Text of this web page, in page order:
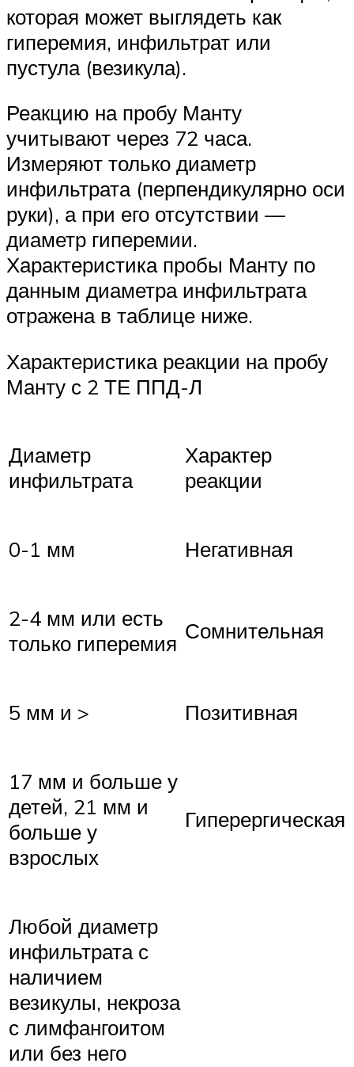
которая может выглядеть как
гиперемия, инфильтрат или
пустула (везикула).
Реакцию на пробу Манту
учитывают через 72 часа.
Измеряют только диаметр
инфильтрата (перпендикулярно оси
руки), а при его отсутствии —
диаметр гиперемии.
Характеристика пробы Манту по
данным диаметра инфильтрата
отражена в таблице ниже.
Характеристика реакции на пробу
Манту с 2 ТЕ ППД-​​Л
Диаметр
инфильтрата
Характер
реакции
0-1 мм Негативная
2-4 мм или есть
только гиперемия Сомнительная
5 мм и > Позитивная
17 мм и больше у
детей, 21 мм и
больше у
взрослых
Гиперергическая
Любой диаметр
инфильтрата с
наличием
везикулы, некроза
с лимфангоитом
или без него